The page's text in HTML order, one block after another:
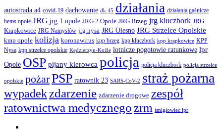
autostrada a4 covid-19 dachowanie dk 45 działania działania gaśnicze
hems opole JRG jrg 1 opole JRG 2 Opole JRG Brzeg jrg kluczbork JRG
Krapkowice JRG Namysłów jrg nysa JRG Olesno JRG Strzelce Opolskie
kmp opole kolizja koronawirus kpp brzeg kpp kluczbork kpp krapkowice KPP
Nysa kpp strzelce opolskie Kędzierzyn-Koźle lotnicze pogotowie ratunkowe lpr
Opole OSP pijany kierowca policja policja kluczbork policja strzelce
opolskie pożarPSP ratownik 23 SARS-CoV-2 straż pożarna
wypadekzdarzenie zdarzenie drogowe zespół
ratownictwa medycznego zrm śmigłowiec lpr